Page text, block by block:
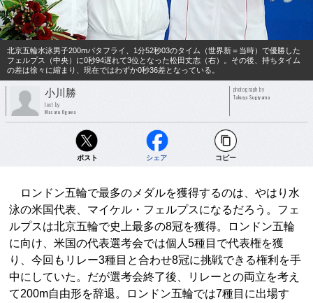
北京五輪水泳男子200mバタフライ、1分52秒03のタイム（世界新＝当時）で優勝した
フェルプス（中央）に0秒94遅れて3位となった松田丈志（右）。その後、持ちタイム
の差は徐々に縮まり、現在ではわずか0秒36差となっている。
小川勝
text by
Masaru Ogawa
photograph by
Takuya Sugiyama
ポスト シェア コピー
ロンドン五輪で最多のメダルを獲得するのは、やはり水
泳の米国代表、マイケル・フェルプスになるだろう。フェ
ルプスは北京五輪で史上最多の8冠を獲得。ロンドン五輪
に向け、米国の代表選考会では個人5種目で代表権を獲
り、今回もリレー3種目と合わせ8冠に挑戦できる権利を手
中にしていた。だが選考会終了後、リレーとの両立を考え
て200m自由形を辞退。ロンドン五輪では7種目に出場す